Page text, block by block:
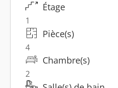
Étage
1
Pièce(s)
4
Chambre(s)
2